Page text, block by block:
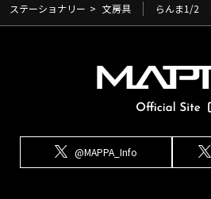
ステーショナリー > 文房具 らんま1/2
@MAPPA_Info